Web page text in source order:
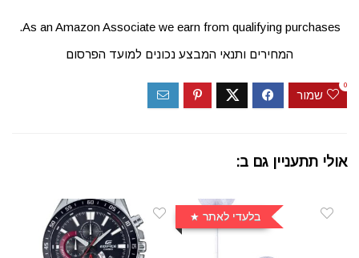
As an Amazon Associate we earn from qualifying purchases.
המחירים ותנאי המבצע נכונים למועד הפרסום
שמור
0
אולי תתעניין גם ב:
בלעדי לאתר